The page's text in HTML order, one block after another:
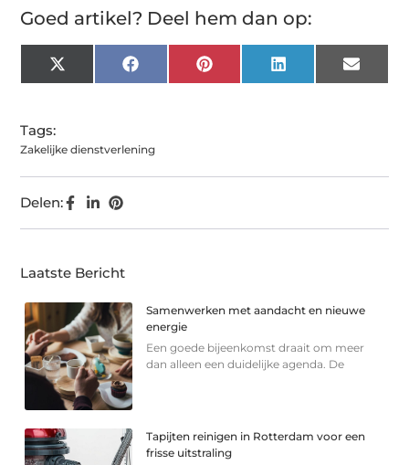
Goed artikel? Deel hem dan op:
X
(Twitter)
FacebookPinterest LinkedIn Email
Tags:
Zakelijke dienstverlening
Delen:
Laatste Bericht
Samenwerken met aandacht en nieuwe
energie
Een goede bijeenkomst draait om meer
dan alleen een duidelijke agenda. De
Tapijten reinigen in Rotterdam voor een
frisse uitstraling